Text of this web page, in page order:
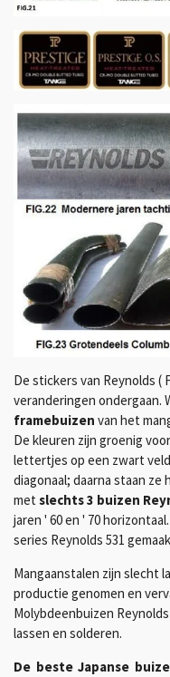
De stickers van Reynolds (
veranderingen ondergaan.
framebuizen van het
De kleuren zijn groenig
lettertjes op een zwart
diagonaal; daarna staan
met slechts 3 buizen
jaren ' 60 en ' 70
series Reynolds 531
Mangaanstalen zijn slecht
productie genomen en
Molybdeenbuizen
lassen en solderen.
De beste Japanse